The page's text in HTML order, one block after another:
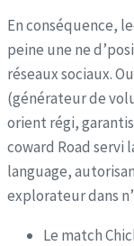
En conséquence,
peine une ne
réseaux sociaux.
(générateur de
orient régi,
coward Road
language,
explorateur dans
Le match